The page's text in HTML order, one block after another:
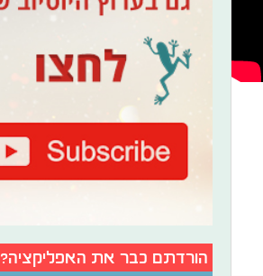
הורדתם כבר את האפליקציה?